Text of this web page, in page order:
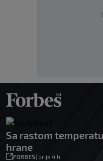
Sa rastom
hrane
FORBES| prije 4 h